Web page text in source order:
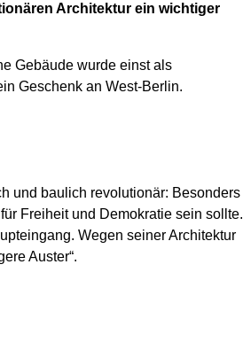
Architektur ein wichtiger
Gebäude wurde einst als
Geschenk an West-Berlin.
und baulich revolutionär: Besonders
Freiheit und Demokratie sein sollte.
Wegen seiner Architektur
Auster“.